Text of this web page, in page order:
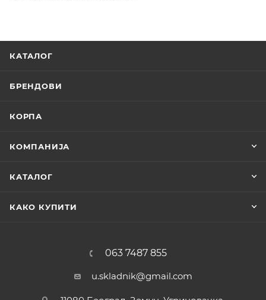
КАТАЛОГ
БРЕНДОВИ
КОРПА
КОМПАНИЈА
КАТАЛОГ
КАКО КУПИТИ
063 7487 855
u.skladnik@gmail.com